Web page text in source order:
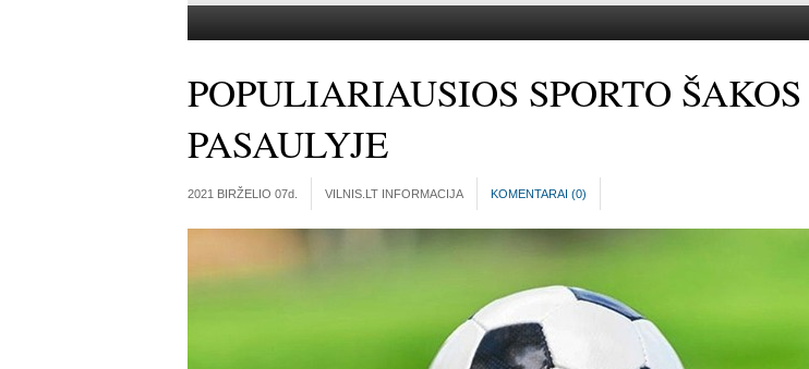
POPULIARIAUSIOS SPORTO ŠAKOS
PASAULYJE
2021 BIRŽELIO 07d. VILNIS.LT INFORMACIJA KOMENTARAI (0)